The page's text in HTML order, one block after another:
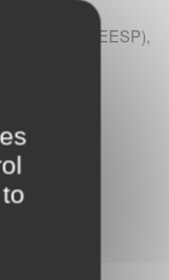
publique (CEESP),